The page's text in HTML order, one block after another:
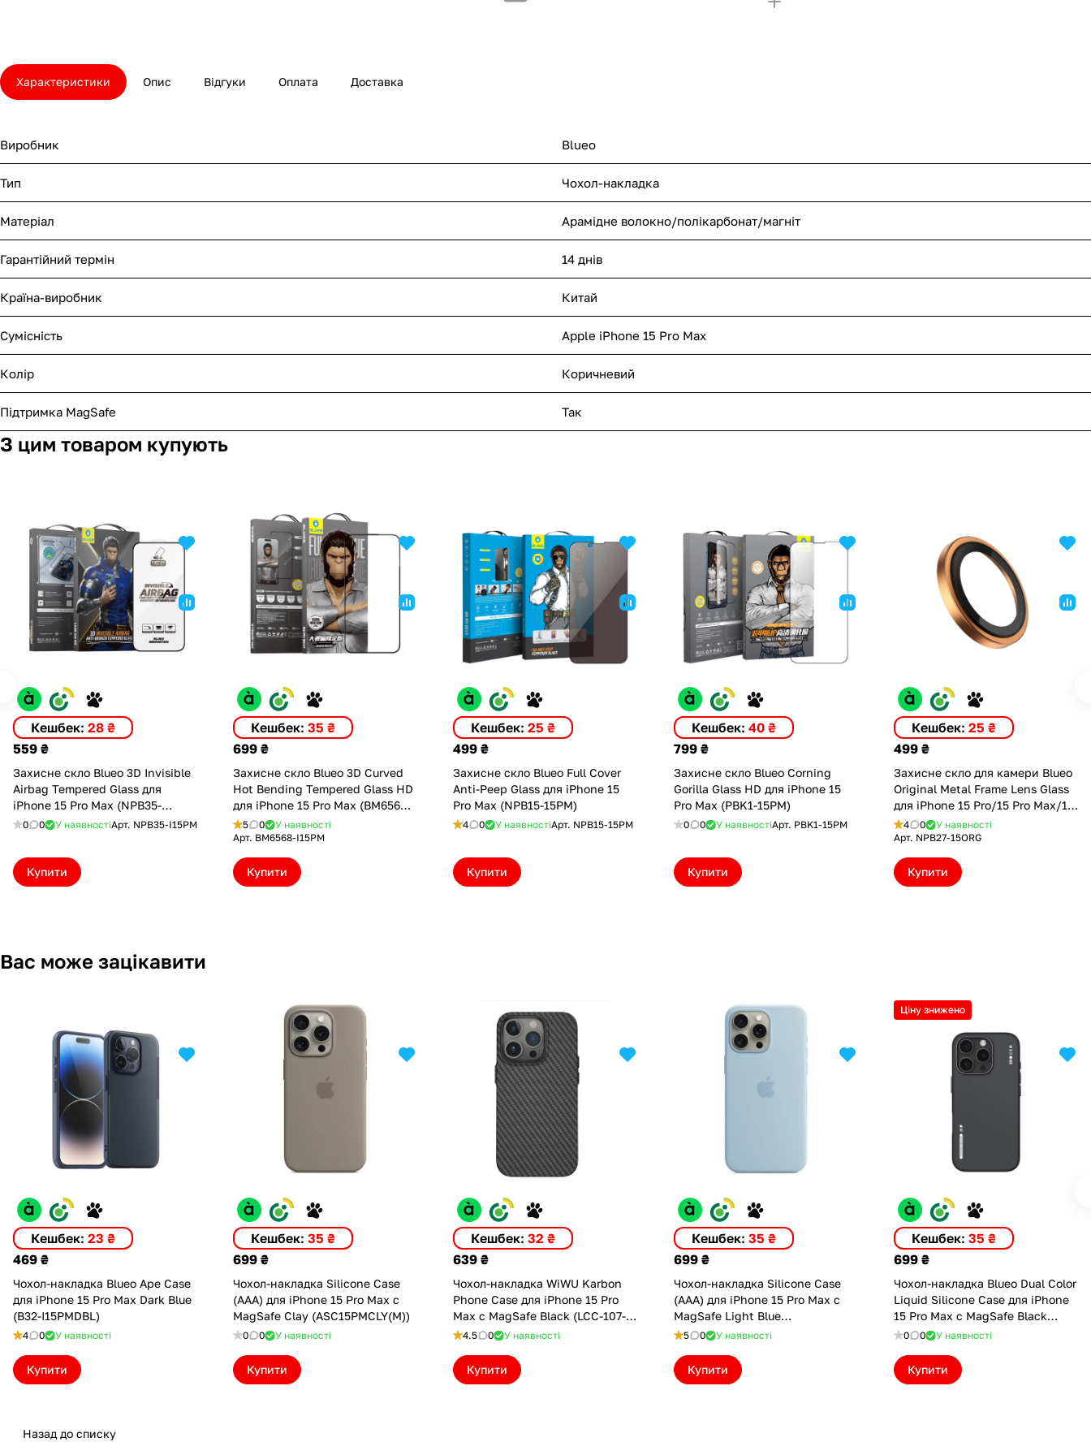
Характеристики Опис Відгуки Оплата Доставка
Виробник Blueo
Тип Чохол-накладка
Матеріал Арамідне волокно/полікарбонат/магніт
Гарантійний термін 14 днів
Країна-виробник Китай
Сумісність Apple iPhone 15 Pro Max
Колір Коричневий
Підтримка MagSafe Так
З цим товаром купують
Кешбек: 28 ₴
559 ₴
Захисне скло Blueo 3D Invisible
Airbag Tempered Glass для
iPhone 15 Pro Max (NPB35-
I15PM)
0 0 У наявностіАрт. NPB35-I15PM
Купити
Кешбек:35 ₴
699 ₴
Захисне скло Blueo 3D Curved
Hot Bending Tempered Glass HD
для iPhone 15 Pro Max (BM6568-
I15PM)
5 0
У наявності
Арт. BM6568-I15PM
Купити
Кешбек:25 ₴
499 ₴
Захисне скло Blueo Full Cover
Anti-Peep Glass для iPhone 15
Pro Max (NPB15-15PM)
4 0 У наявностіАрт. NPB15-15PM
Купити
Кешбек: 40 ₴
799 ₴
Захисне скло Blueo Corning
Gorilla Glass HD для iPhone 15
Pro Max (PBK1-15PM)
0 0 У наявностіАрт. PBK1-15PM
Купити
Кешбек: 25 ₴
499 ₴
Захисне скло для камери Blueo
Original Metal Frame Lens Glass
для iPhone 15 Pro/15 Pro Max/16
Pro/16 Pro Max Orange (NPB27-
15ORG)
4 0
У наявності
Арт. NPB27-15ORG
Купити
Вас може зацікавити
Кешбек: 23 ₴
469 ₴
Чохол-накладка Blueo Ape Case
для iPhone 15 Pro Max Dark Blue
(B32-I15PMDBL)
4 0 У наявності
Купити
Кешбек:35 ₴
699 ₴
Чохол-накладка Silicone Case
(AAA) для iPhone 15 Pro Max с
MagSafe Clay (ASC15PMCLY(M))
0 0 У наявності
Купити
Кешбек:32 ₴
639 ₴
Чохол-накладка WiWU Karbon
Phone Case для iPhone 15 Pro
Max с MagSafe Black (LCC-107-
I15PMBK)
4.5 0 У наявності
Купити
Кешбек: 35 ₴
699 ₴
Чохол-накладка Silicone Case
(AAA) для iPhone 15 Pro Max с
MagSafe Light Blue
(ASC15PMLBL(M))
5 0 У наявності
Купити
Ціну знижено
Кешбек: 35 ₴
699 ₴
Чохол-накладка Blueo Dual Color
Liquid Silicone Case для iPhone
15 Pro Max с MagSafe Black
(BL045-I15PMBLK)
0 0 У наявності
Купити
Назад до списку